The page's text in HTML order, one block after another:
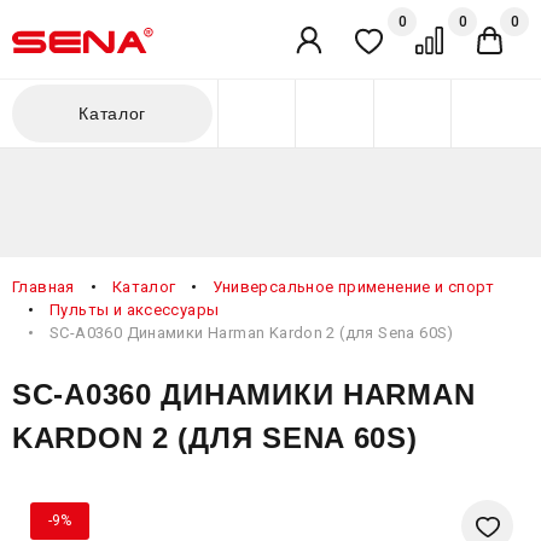
Личный кабинет
Избранное
0
Сравнение
0 0
Каталог
Главная Каталог
Универсальное применение и спорт
Пульты и аксессуары
SC-A0360 Динамики Harman Kardon 2 (для Sena 60S)
SC-A0360 ДИНАМИКИ HARMAN
KARDON 2 (ДЛЯ SENA 60S)
-9%